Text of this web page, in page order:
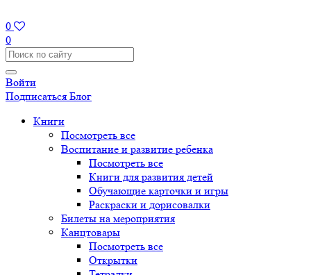
0
0
Войти
Подписаться Блог
Книги
Посмотреть все
Воспитание и развитие ребенка
Посмотреть все
Книги для развития детей
Обучающие карточки и игры
Раскраски и дорисовалки
Билеты на мероприятия
Канцтовары
Посмотреть все
Открытки